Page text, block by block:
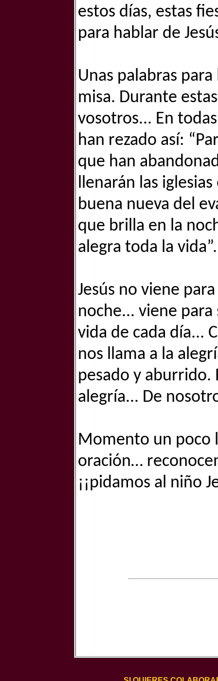
estos días, estas
para hablar de
Unas palabras
misa. Durante
vosotros... En
han rezado así:
que han
llenarán las
buena nueva del
que brilla en la
alegra toda la
Jesús no viene
noche... viene
vida de cada día...
nos llama a la
pesado y aburrido.
alegría... De
Momento un poco
oración…
¡¡pidamos al niño